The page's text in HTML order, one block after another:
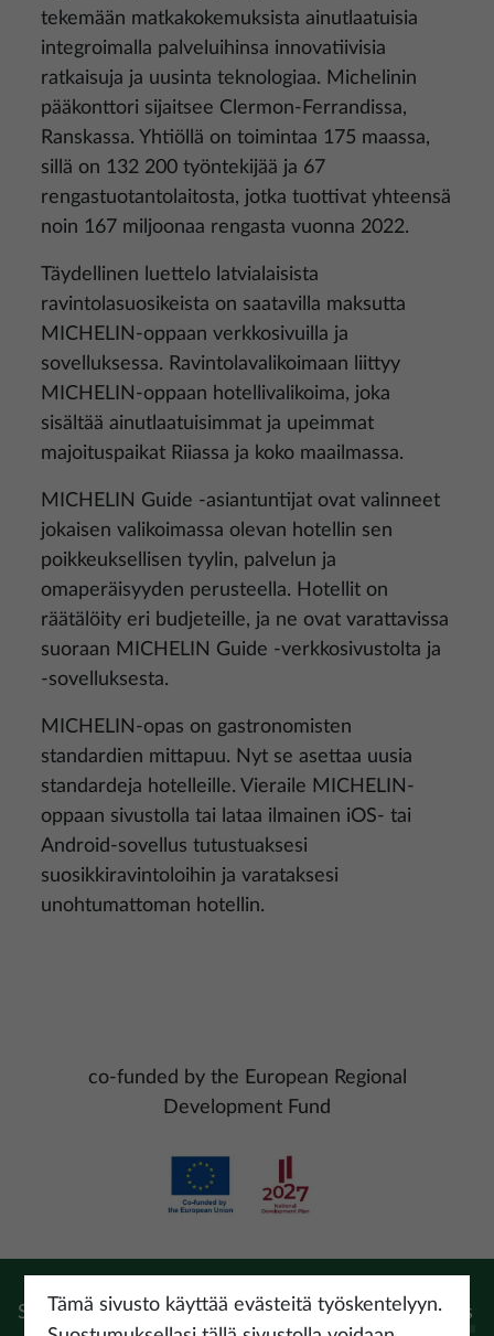
tekemään matkakokemuksista ainutlaatuisia
integroimalla palveluihinsa innovatiivisia
ratkaisuja ja uusinta teknologiaa. Michelinin
pääkonttori sijaitsee Clermon-Ferrandissa,
Ranskassa. Yhtiöllä on toimintaa 175 maassa,
sillä on 132 200 työntekijää ja 67
rengastuotantolaitosta, jotka tuottivat yhteensä
noin 167 miljoonaa rengasta vuonna 2022.
Täydellinen luettelo latvialaisista
ravintolasuosikeista on saatavilla maksutta
MICHELIN-oppaan verkkosivuilla ja
sovelluksessa. Ravintolavalikoimaan liittyy
MICHELIN-oppaan hotellivalikoima, joka
sisältää ainutlaatuisimmat ja upeimmat
majoituspaikat Riiassa ja koko maailmassa.
MICHELIN Guide -asiantuntijat ovat valinneet
jokaisen valikoimassa olevan hotellin sen
poikkeuksellisen tyylin, palvelun ja
omaperäisyyden perusteella. Hotellit on
räätälöity eri budjeteille, ja ne ovat varattavissa
suoraan MICHELIN Guide -verkkosivustolta ja
-sovelluksesta.
MICHELIN-opas on gastronomisten
standardien mittapuu. Nyt se asettaa uusia
standardeja hotelleille. Vieraile MICHELIN-
oppaan sivustolla tai lataa ilmainen iOS- tai
Android-sovellus tutustuaksesi
suosikkiravintoloihin ja varataksesi
unohtumattoman hotellin.
co-funded by the European Regional
Development Fund
Seuraa:Instagram FacebookPinterestYoutubeThreads
Tämä sivusto käyttää evästeitä työskentelyyn.